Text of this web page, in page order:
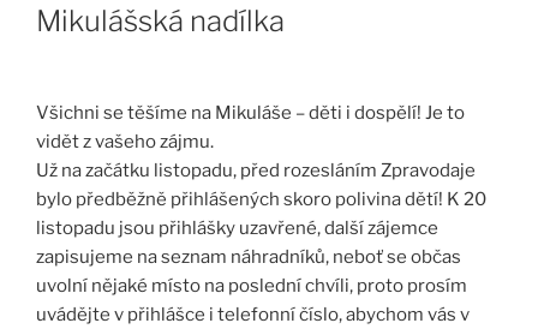
Mikulášská nadílka
Všichni se těšíme na Mikuláše – děti i dospělí! Je to
vidět z vašeho zájmu.
Už na začátku listopadu, před rozesláním Zpravodaje
bylo předběžně přihlášených skoro polivina dětí! K 20
listopadu jsou přihlášky uzavřené, další zájemce
zapisujeme na seznam náhradníků, neboť se občas
uvolní nějaké místo na poslední chvíli, proto prosím
uvádějte v přihlášce i telefonní číslo, abychom vás v